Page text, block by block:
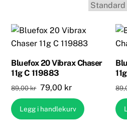
Bluefox 20 Vibrax Chaser
11g C 119883
89,00kr Opprinnelig
pris
var:
79,00 krNåværende
pris
er:
Legg i handlekurv